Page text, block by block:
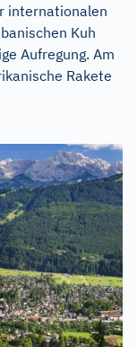
internationalen
Kuh
Aufregung. Am
Rakete